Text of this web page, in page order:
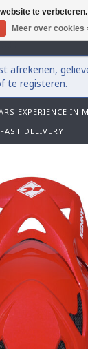
afrekenen,
te registeren.
EXPERIENCE IN
FAST DELIVERY
te
Meer over cookies